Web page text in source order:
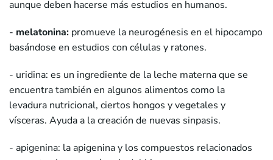
aunque deben hacerse más estudios en humanos.
- melatonina: promueve la neurogénesis en el hipocampo
basándose en estudios con células y ratones.
- uridina: es un ingrediente de la leche materna que se
encuentra también en algunos alimentos como la
levadura nutricional, ciertos hongos y vegetales y
vísceras. Ayuda a la creación de nuevas sinpasis.
- apigenina: la apigenina y los compuestos relacionados